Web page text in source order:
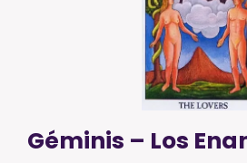
Géminis – Los